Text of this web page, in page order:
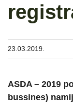
23.03.2019.
ASDA – 2019
bussines)